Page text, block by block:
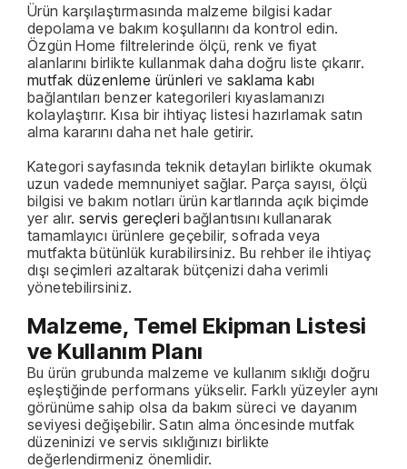
Ürün karşılaştırmasında malzeme bilgisi kadar
depolama ve bakım koşullarını da kontrol edin.
Özgün Home filtrelerinde ölçü, renk ve fiyat
alanlarını birlikte kullanmak daha doğru liste çıkarır.
mutfak düzenleme ürünleri vesaklama kabı
bağlantıları benzer kategorileri kıyaslamanızı
kolaylaştırır. Kısa bir ihtiyaç listesi hazırlamak satın
alma kararını daha net hale getirir.
Kategori sayfasında teknik detayları birlikte okumak
uzun vadede memnuniyet sağlar. Parça sayısı, ölçü
bilgisi ve bakım notları ürün kartlarında açık biçimde
yer alır. servis gereçleri bağlantısını kullanarak
tamamlayıcı ürünlere geçebilir, sofrada veya
mutfakta bütünlük kurabilirsiniz. Bu rehber ile ihtiyaç
dışı seçimleri azaltarak bütçenizi daha verimli
yönetebilirsiniz.
Malzeme, Temel Ekipman Listesi
ve Kullanım Planı
Bu ürün grubunda malzeme ve kullanım sıklığı doğru
eşleştiğinde performans yükselir. Farklı yüzeyler aynı
görünüme sahip olsa da bakım süreci ve dayanım
seviyesi değişebilir. Satın alma öncesinde mutfak
düzeninizi ve servis sıklığınızı birlikte
değerlendirmeniz önemlidir.